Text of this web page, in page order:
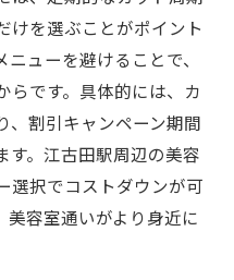
けを選ぶことがポイント
ューを避けることで、
らです。具体的には、カ
、割引キャンペーン期間
す。江古田駅周辺の美容
選択でコストダウンが可
美容室通いがより身近に